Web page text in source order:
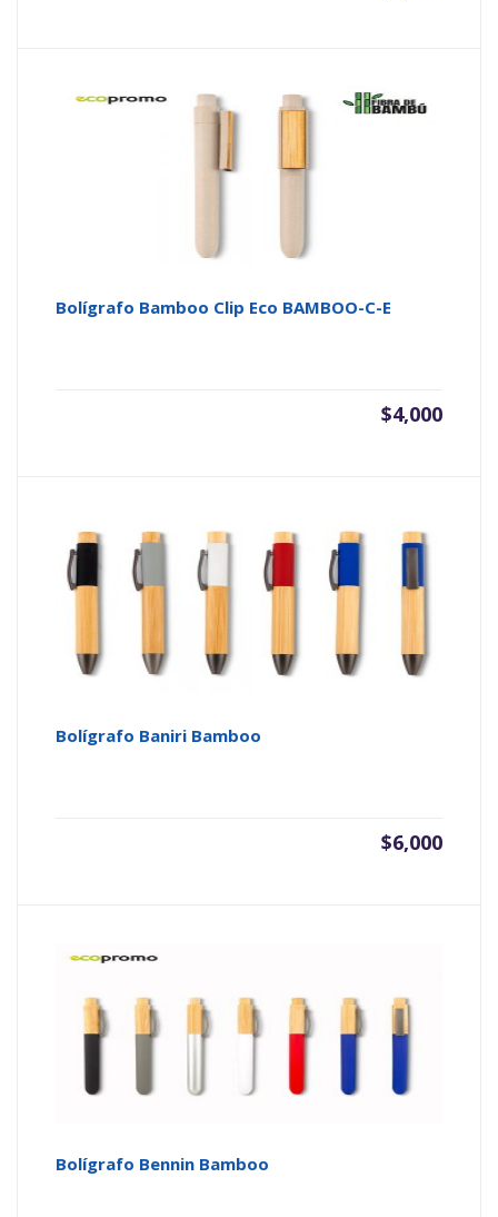
Bolígrafo Bamboo Clip Eco BAMBOO-C-E
$4,000
Bolígrafo Baniri Bamboo
$6,000
Bolígrafo Bennin Bamboo